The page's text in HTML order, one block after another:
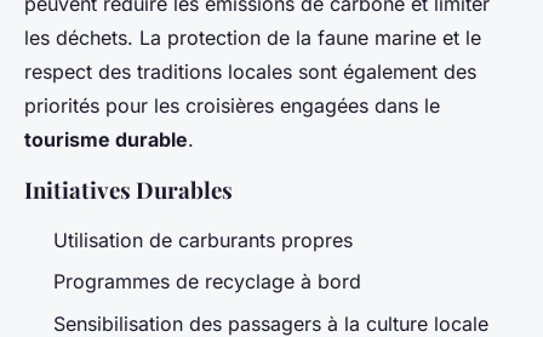
les déchets. La protection de la faune marine et le
respect des traditions locales sont également des
priorités pour les croisières engagées dans le
tourisme durable.
Initiatives Durables
Utilisation de carburants propres
Programmes de recyclage à bord
Sensibilisation des passagers à la culture locale